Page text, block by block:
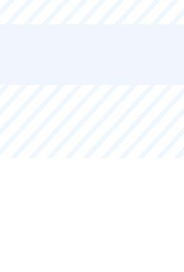
und zuverlässige